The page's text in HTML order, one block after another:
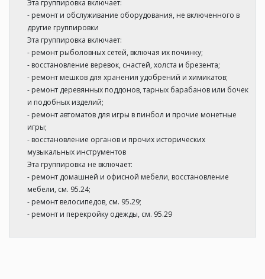
Эта группировка включает:
- ремонт и обслуживание оборудования, не включенного в
другие группировки
Эта группировка включает:
- ремонт рыболовных сетей, включая их починку;
- восстановление веревок, снастей, холста и брезента;
- ремонт мешков для хранения удобрений и химикатов;
- ремонт деревянных поддонов, тарных барабанов или бочек
и подобных изделий;
- ремонт автоматов для игры в пинбол и прочие монетные
игры;
- восстановление органов и прочих исторических
музыкальных инструментов
Эта группировка не включает:
- ремонт домашней и офисной мебели, восстановление
мебели, см. 95.24;
- ремонт велосипедов, см. 95.29;
- ремонт и перекройку одежды, см. 95.29